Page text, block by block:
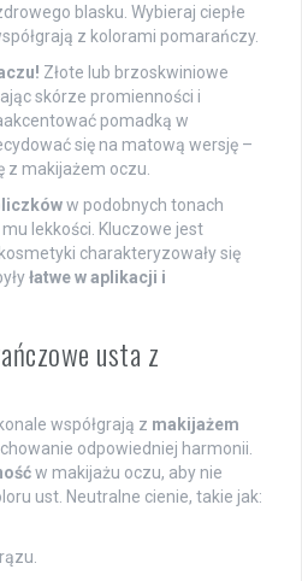
blasku. Wybieraj ciepłe
z kolorami pomarańczy.
Złote lub brzoskwiniowe
skórze promienności i
pomadką w
się na matową wersję –
z makijażem oczu.
w podobnych tonach
lekkości. Kluczowe jest
charakteryzowały się
łatwe w aplikacji i
usta z
współgrają z makijażem
odpowiedniej harmonii.
w makijażu oczu, aby nie
ust. Neutralne cienie, takie jak: